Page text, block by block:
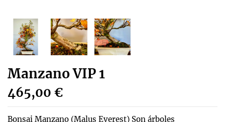
Manzano VIP 1
465,00 €
Bonsai Manzano (Malus Everest) Son árboles